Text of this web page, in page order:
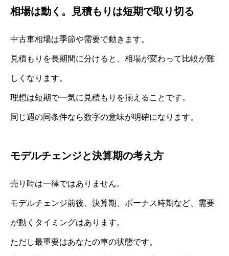
相場は動く。見積もりは短期で取り切る
中古車相場は季節や需要で動きます。
見積もりを長期間に分けると、相場が変わって比較が難
しくなります。
理想は短期で一気に見積もりを揃えることです。
同じ週の同条件なら数字の意味が明確になります。
モデルチェンジと決算期の考え方
売り時は一律ではありません。
モデルチェンジ前後、決算期、ボーナス時期など、需要
が動くタイミングはあります。
ただし最重要はあなたの車の状態です。